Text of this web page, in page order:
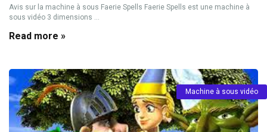
Avis sur la machine à sous Faerie Spells Faerie Spells est une machine à
sous vidéo 3 dimensions ...
Read more »
Machine à sous vidéo